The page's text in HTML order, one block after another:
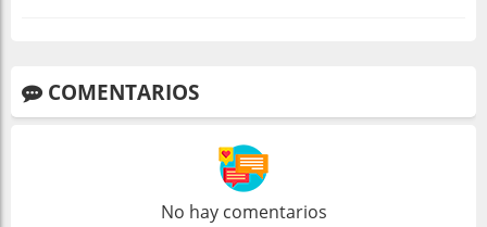
COMENTARIOS
No hay comentarios